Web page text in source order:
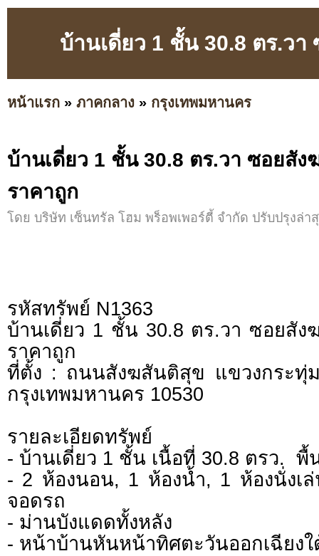
บ้านเดี่ยว 1 ชั้น 30.8 ตร.ว
หน้าแรก » ภาคกลาง » กรุงเทพมหานคร
บ้านเดี่ยว 1 ชั้น 30.8 ตร.วา ซอยสัง
ราคาถูก
โดย บริษัท เซ็นทรัล โฮม พร็อพเพอร์ตี้ จำกัด ปรับปรุงล่า
รหัสทรัพย์ N1363
บ้านเดี่ยว 1 ชั้น 30.8 ตร.วา ซอยสัง
ราคาถูก
ที่ตั้ง : ถนนสังฆสันติสุข แขวงกระทุ่
กรุงเทพมหานคร 10530
รายละเอียดทรัพย์
- บ้านเดี่ยว 1 ชั้น เนื้อที่ 30.8 ตรว. พื้
- 2 ห้องนอน, 1 ห้องน้ำ, 1 ห้องนั่งเ
จอดรถ
- ม่านบังแดดทั้งหลัง
- หน้าบ้านหันหน้าทิศตะวันออกเฉียงใ